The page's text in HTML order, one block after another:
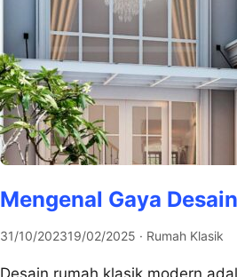
Mengenal Gaya
31/10/202319/02/2025 · Rumah Klasik